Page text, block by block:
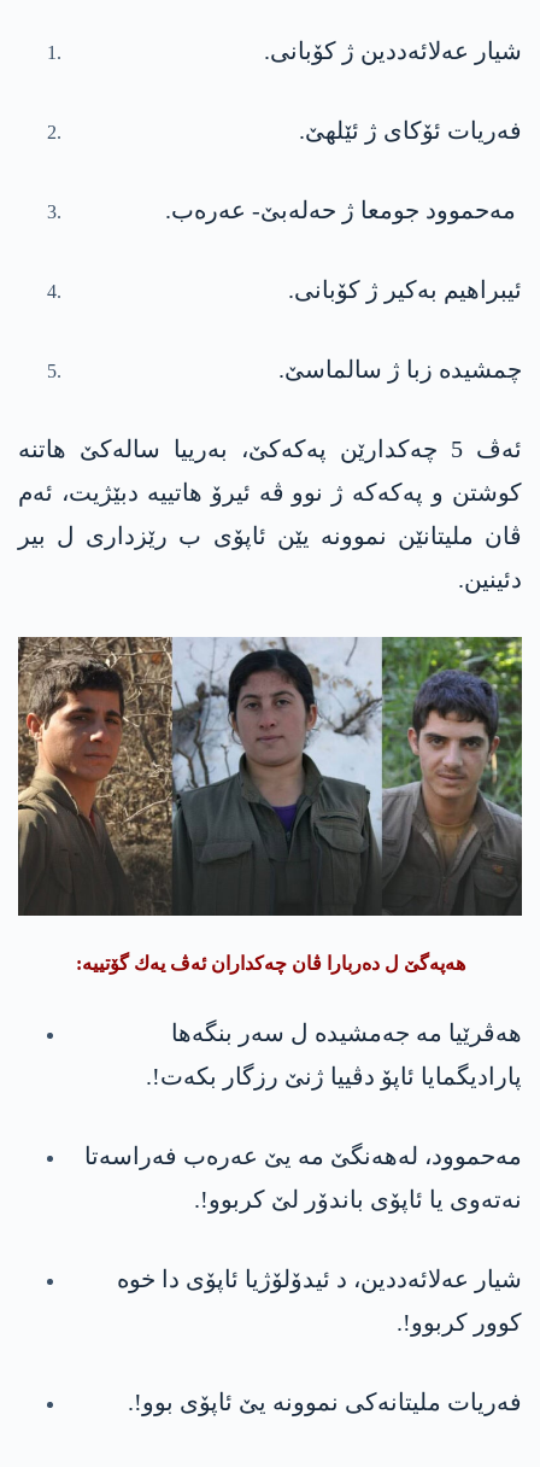
شیار عه‌لائه‌ددین ژ كۆبانی.
فەریات ئۆکای ژ ئێلھێ.
مه‌حموود جومعا ژ حەلەبێ- عه‌ره‌ب.
ئیبراھیم بەکیر ژ کۆبانی.
چمشیدە زبا ژ سالماسێ.
ئه‌ڤ 5 چه‌كدارێن په‌كه‌كێ، به‌رییا ساله‌كێ هاتنه‌
كوشتن و په‌كه‌كه‌ ژ نوو ڤه‌ ئیرۆ هاتییه‌ دبێژیت‌، ئه‌م
ڤان ملیتانێن نموونه‌ یێن ئاپۆی ب رێزداری ل بیر
دئینین.
هه‌په‌گێ ل ده‌ربارا ڤان چه‌كداران ئه‌ڤ یه‌ك گۆتییه‌:
ھەڤرێیا مە جه‌مشیده‌ ل سه‌ر بنگه‌ها
پارادیگمایا ئاپۆ دڤییا ژنێ رزگار بكه‌ت!.
مه‌حموود، لەھەنگێ مە یێ عەرەب فەراسەتا
نەتەوی یا ئاپۆی باندۆر لێ كربوو!.
شیار عه‌لائه‌ددین، د ئیدۆلۆژیا ئاپۆی دا خوە
کوور کربوو!.
فه‌ریات ملیتانەکی نموونه‌ یێ ئاپۆی بوو!.